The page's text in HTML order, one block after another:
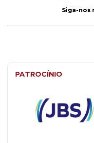
Siga-nos
PATROCÍNIO